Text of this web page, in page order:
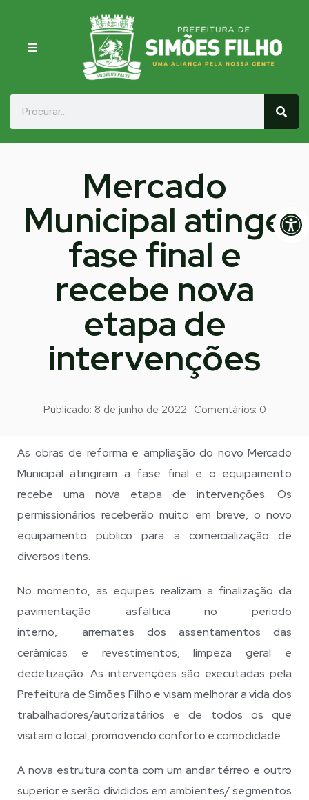
Mercado
Municipal atinge
fase final e
recebe nova
etapa de
intervenções
Publicado: 8 de junho de 2022 Comentários: 0
As obras de reforma e ampliação do novo Mercado
Municipal atingiram a fase final e o equipamento
recebe uma nova etapa de intervenções. Os
permissionários receberão muito em breve, o novo
equipamento público para a comercialização de
diversos itens.
No momento, as equipes realizam a finalização da
pavimentação asfáltica no período
interno, arremates dos assentamentos das
cerâmicas e revestimentos, limpeza geral e
dedetização. As intervenções são executadas pela
Prefeitura de Simões Filho e visam melhorar a vida dos
trabalhadores/autorizatários e de todos os que
visitam o local, promovendo conforto e comodidade.
A nova estrutura conta com um andar térreo e outro
superior e serão divididos em ambientes/ segmentos